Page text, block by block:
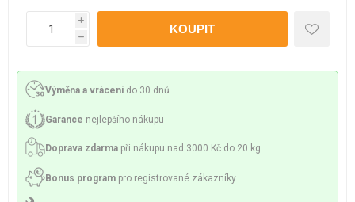
i
h
Výměna a vrácení do 30 dnů
Garance nejlepšího nákupu
Doprava zdarma při nákupu nad 3000 Kč do 20 kg
Bonus program pro registrované zákazníky